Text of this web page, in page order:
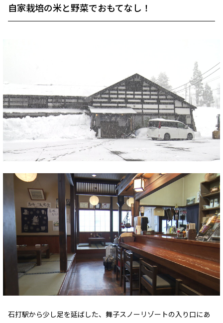
自家栽培の米と野菜でおもてなし！
石打駅から少し足を延ばした、舞子スノーリゾートの入り口にあ